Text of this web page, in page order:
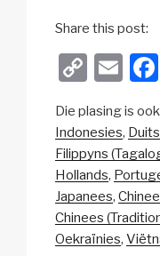
Share this post:
C
p
y
Li
n
k
E
ail
Die plasing is
Indonesies Duits
Filippyns
Hollands
Japanees
Chinees
Oekraïnies